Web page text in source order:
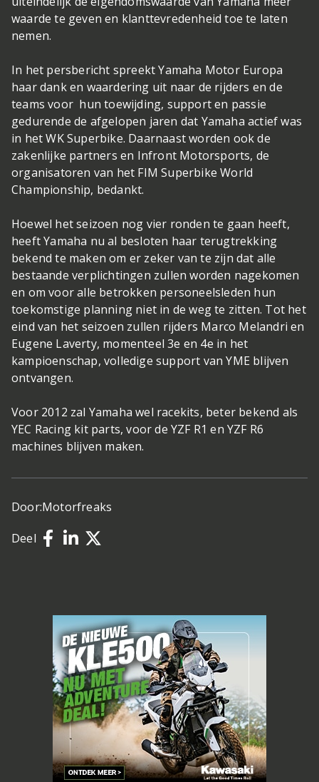
waarde te geven en klanttevredenheid toe te laten
nemen.
In het persbericht spreekt Yamaha Motor Europa
haar dank en waardering uit naar de rijders en de
teams voor hun toewijding, support en passie
gedurende de afgelopen jaren dat Yamaha actief was
in het WK Superbike. Daarnaast worden ook de
zakenlijke partners en Infront Motorsports, de
organisatoren van het FIM Superbike World
Championship, bedankt.
Hoewel het seizoen nog vier ronden te gaan heeft,
heeft Yamaha nu al besloten haar terugtrekking
bekend te maken om er zeker van te zijn dat alle
bestaande verplichtingen zullen worden nagekomen
en om voor alle betrokken personeelsleden hun
toekomstige planning niet in de weg te zitten. Tot het
eind van het seizoen zullen rijders Marco Melandri en
Eugene Laverty, momenteel 3e en 4e in het
kampioenschap, volledige support van YME blijven
ontvangen.
Voor 2012 zal Yamaha wel racekits, beter bekend als
YEC Racing kit parts, voor de YZF R1 en YZF R6
machines blijven maken.
Door:Motorfreaks
Deel